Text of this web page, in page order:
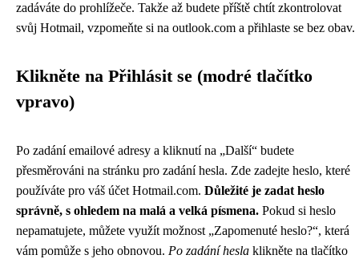
zadáváte do prohlížeče. Takže až budete příště chtít zkontrolovat
svůj Hotmail, vzpomeňte si na outlook.com a přihlaste se bez obav.
Klikněte na Přihlásit se (modré tlačítko
vpravo)
Po zadání emailové adresy a kliknutí na „Další“ budete
přesměrováni na stránku pro zadání hesla. Zde zadejte heslo, které
používáte pro váš účet Hotmail.com. Důležité je zadat heslo
správně, s ohledem na malá a velká písmena. Pokud si heslo
nepamatujete, můžete využít možnost „Zapomenuté heslo?“, která
vám pomůže s jeho obnovou. Po zadání hesla klikněte na tlačítko